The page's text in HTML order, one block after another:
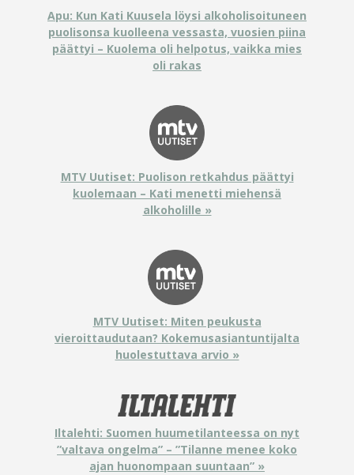
Apu: Kun Kati Kuusela löysi alkoholisoituneen
puolisonsa kuolleena vessasta, vuosien piina
päättyi – Kuolema oli helpotus, vaikka mies
oli rakas
MTV Uutiset: Puolison retkahdus päättyi
kuolemaan – Kati menetti miehensä
alkoholille »
MTV Uutiset: Miten peukusta
vieroittaudutaan? Kokemusasiantuntijalta
huolestuttava arvio »
Iltalehti: Suomen huumetilanteessa on nyt
”valtava ongelma” – ”Tilanne menee koko
ajan huonompaan suuntaan” »